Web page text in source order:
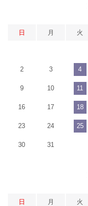
日 月 火
2 3 4
9 10 11
16 17 18
23 24 25
30 31
日 月 火